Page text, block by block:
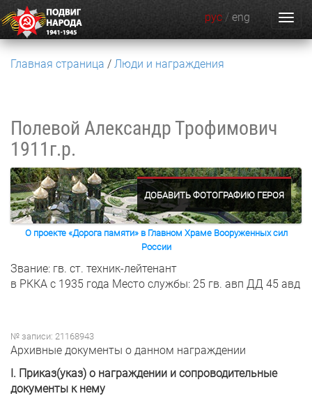
рус / eng
Главная страница Люди и награждения
Полевой Александр Трофимович
1911г.р.
ДОБАВИТЬ ФОТОГРАФИЮ ГЕРОЯ
О проекте «Дорога памяти» в Главном Храме Вооруженных сил
России
Звание: гв. ст. техник-лейтенант
в РККА с 1935 года Место службы: 25 гв. авп ДД 45 авд
№ записи: 21168943
Архивные документы о данном награждении
I. Приказ(указ) о награждении и сопроводительные
документы к нему